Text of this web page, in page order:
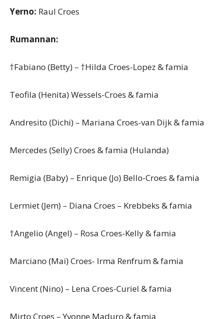
Yerno: Raul Croes
Rumannan:
†Fabiano (Betty) – †Hilda Croes-Lopez & famia
Teofila (Henita) Wessels-Croes & famia
Andresito (Dichi) – Mariana Croes-van Dijk & famia
Mercedes (Selly) Croes & famia (Hulanda)
Remigia (Baby) – Enrique (Jo) Bello-Croes & famia
Lermiet (Jem) – Diana Croes – Krebbeks & famia
†Angelio (Angel) – Rosa Croes-Kelly & famia
Marciano (Mai) Croes- Irma Renfrum & famia
Vincent (Nino) – Lena Croes-Curiel & famia
Mirto Croes – Yvonne Maduro & famia